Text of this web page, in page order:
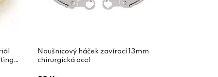
Naušnicový háček zavírací 13mm
chirurgická ocel